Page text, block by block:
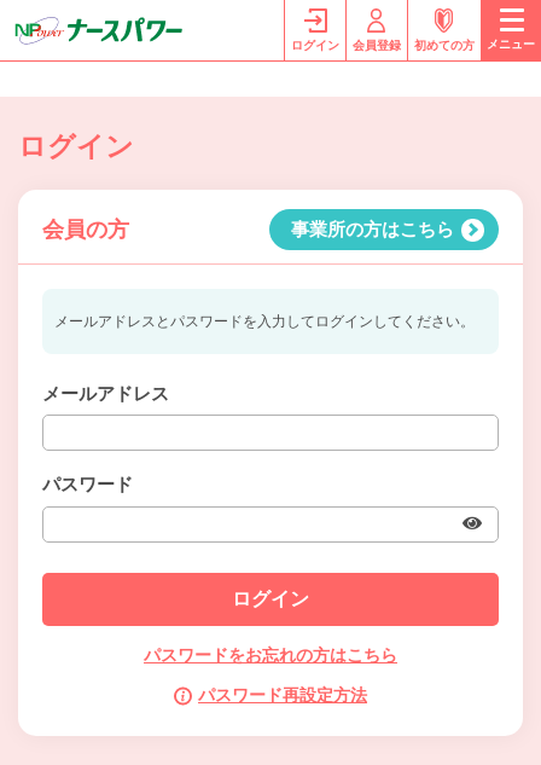
ログイン 会員登録 初めての方 メニュー
ログイン
会員の方 事業所の方はこちら
メールアドレスとパスワードを入力してログインしてください。
メールアドレス
パスワード
パスワードをお忘れの方はこちら
パスワード再設定方法